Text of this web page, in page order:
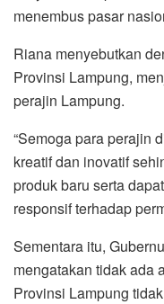
menembus pasar
Riana menyebutkan
Provinsi Lampung,
perajin Lampung.
“Semoga para perajin
kreatif dan inovatif
produk baru serta
responsif terhadap
Sementara itu,
mengatakan tidak ada
Provinsi Lampung